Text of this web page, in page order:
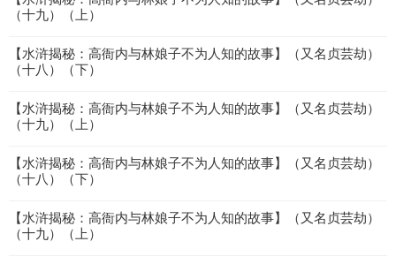
（十九）（上）
【水浒揭秘：高衙内与林娘子不为人知的故事】（又名贞芸劫）
（十八）（下）
【水浒揭秘：高衙内与林娘子不为人知的故事】（又名贞芸劫）
（十九）（上）
【水浒揭秘：高衙内与林娘子不为人知的故事】（又名贞芸劫）
（十八）（下）
【水浒揭秘：高衙内与林娘子不为人知的故事】（又名贞芸劫）
（十九）（上）